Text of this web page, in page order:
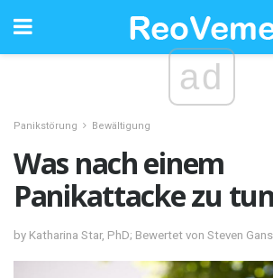
ad
Panikstörung Bewältigung
Was nach einem
Panikattacke zu
by Katharina Star, PhD; Bewertet von Steven